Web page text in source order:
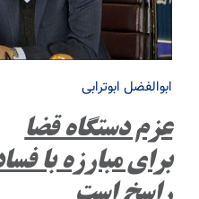
ابوالفضل ابوترابی
عزم دستگاه قضا
برای مبارزه با